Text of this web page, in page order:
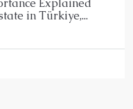
Explained
in Türkiye,...